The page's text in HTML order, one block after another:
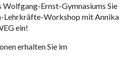
Wolfgang-Ernst-Gymnasiums Sie
Lehrkräfte-Workshop mit Annika
ein!
erhalten Sie im